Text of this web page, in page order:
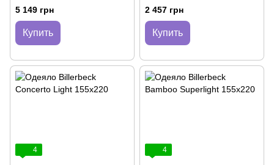
140х205 см
5 149 грн
Купить
2 457 грн
Купить
4 4